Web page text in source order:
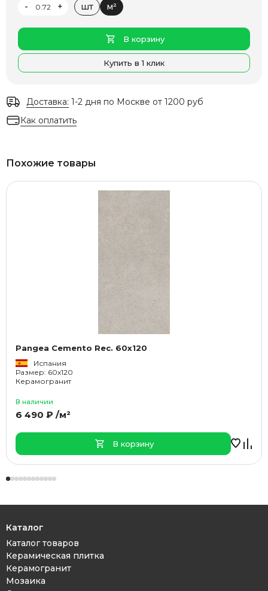
-
+ шт м²
В корзину
Купить в 1 клик
Доставка: 1-2 дня по Москве от 1200 руб
Как оплатить
Похожие товары
Pangea Cemento Rec. 60x120
Испания
Размер: 60x120
Керамогранит
В наличии
6 490 ₽ /м²
В корзину
Каталог
Каталог товаров
Керамическая плитка
Керамогранит
Мозаика